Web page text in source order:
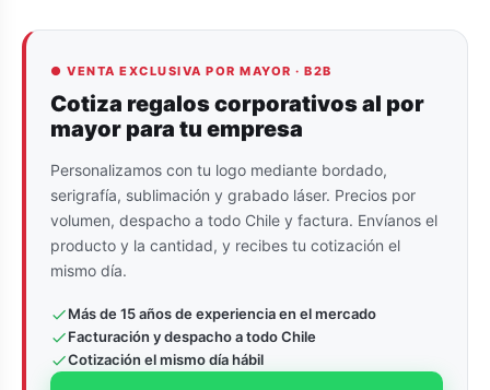
● VENTA EXCLUSIVA POR MAYOR · B2B
Cotiza regalos corporativos al por
mayor para tu empresa
Personalizamos con tu logo mediante bordado,
serigrafía, sublimación y grabado láser. Precios por
volumen, despacho a todo Chile y factura. Envíanos el
producto y la cantidad, y recibes tu cotización el
mismo día.
Más de 15 años de experiencia en el mercado
Facturación y despacho a todo Chile
Cotización el mismo día hábil